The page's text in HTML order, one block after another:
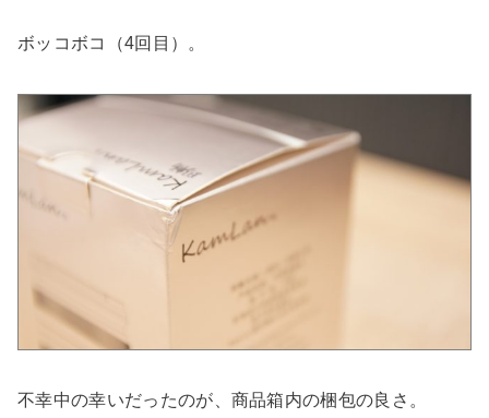
ボッコボコ（4回目）。
不幸中の幸いだったのが、商品箱内の梱包の良さ。